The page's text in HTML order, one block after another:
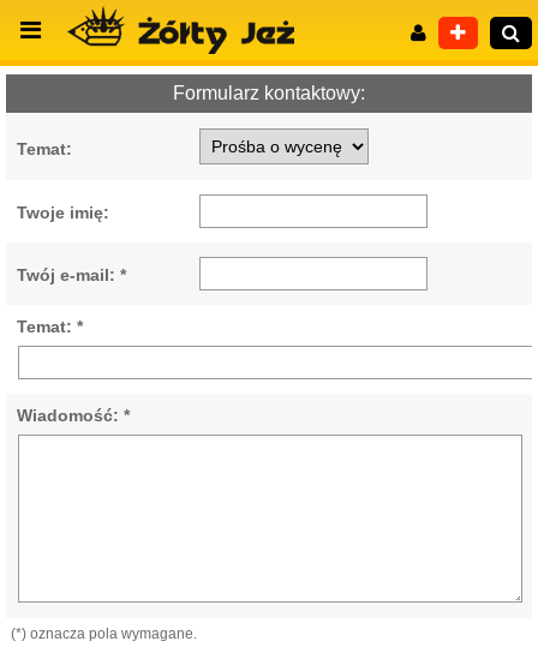
Formularz kontaktowy:
Temat:
Twoje imię:
Twój e-mail: *
Temat: *
Wiadomość: *
(*) oznacza pola wymagane.